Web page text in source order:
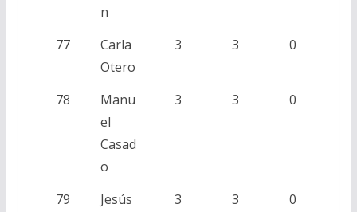
n
77
Carla
Otero
3 3 0
78
Manu
el
Casad
o
3 3 0
79
Jesús
3 3 0